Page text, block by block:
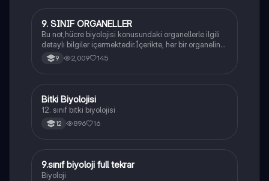
Biyoloji
9. SINIF ORGANELLER
Bu not,hücre biyolojisi konusundaki organellerle ilgili
detaylı bilgiler içermektedir.İçerikte, her bir organelin
yapısı,fonksiyonları ve hücre içindeki rolü
açıklanmaktadır.
9 2,009 145
Biyoloji
Bitki Biyolojisi
12. sınıf bitki biyolojisi
12 896 16
Biyoloji
9.sınıf biyoloji full tekrar
Biyoloji